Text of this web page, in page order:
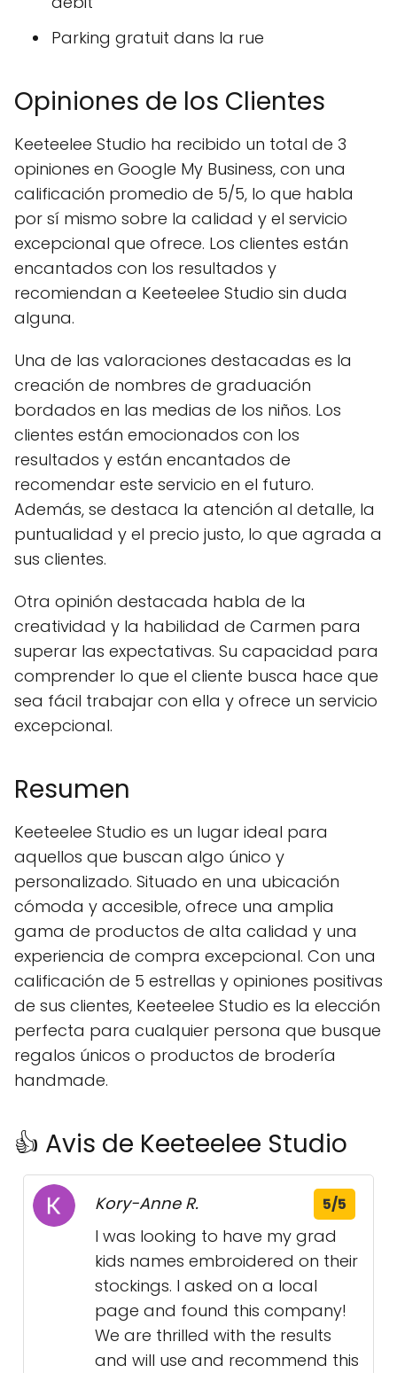
Parking gratuit dans la rue
Opiniones de los Clientes
Keeteelee Studio ha recibido un total de 3
opiniones en Google My Business, con una
calificación promedio de 5/5, lo que habla
por sí mismo sobre la calidad y el servicio
excepcional que ofrece. Los clientes están
encantados con los resultados y
recomiendan a Keeteelee Studio sin duda
alguna.
Una de las valoraciones destacadas es la
creación de nombres de graduación
bordados en las medias de los niños. Los
clientes están emocionados con los
resultados y están encantados de
recomendar este servicio en el futuro.
Además, se destaca la atención al detalle, la
puntualidad y el precio justo, lo que agrada a
sus clientes.
Otra opinión destacada habla de la
creatividad y la habilidad de Carmen para
superar las expectativas. Su capacidad para
comprender lo que el cliente busca hace que
sea fácil trabajar con ella y ofrece un servicio
excepcional.
Resumen
Keeteelee Studio es un lugar ideal para
aquellos que buscan algo único y
personalizado. Situado en una ubicación
cómoda y accesible, ofrece una amplia
gama de productos de alta calidad y una
experiencia de compra excepcional. Con una
calificación de 5 estrellas y opiniones positivas
de sus clientes, Keeteelee Studio es la elección
perfecta para cualquier persona que busque
regalos únicos o productos de brodería
handmade.
👍 Avis de Keeteelee Studio
Kory-Anne R. 5/5
I was looking to have my grad
kids names embroidered on their
stockings. I asked on a local
page and found this company!
We are thrilled with the results
and will use and recommend this